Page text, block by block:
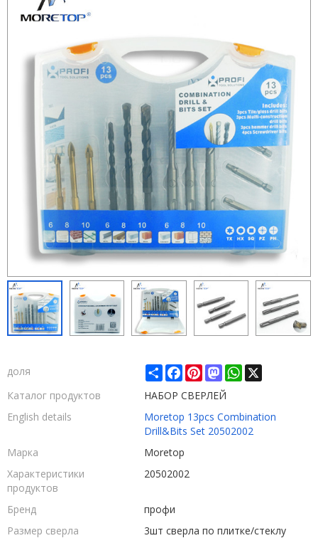
доля ShareFacebook
PinterestMastodonWhatsApp
X
Каталог продуктов
НАБОР СВЕРЛЕЙ
English details
Moretop 13pcs Combination
Drill&Bits Set 20502002
Марка
Moretop
Характеристики
продуктов
20502002
Бренд
профи
Размер сверла
3шт сверла по плитке/стеклу